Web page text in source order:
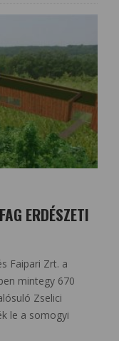
ERDÉSZETI
Faipari Zrt. a
mintegy 670
Zselici
le a somogyi